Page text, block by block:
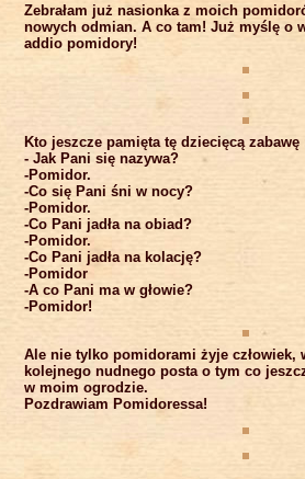
Zebrałam już nasionka z moich
nowych odmian. A co tam! Już myślę o
addio pomidory!
Kto jeszcze pamięta tę dziecięcą zabawę
- Jak Pani się nazywa?
-Pomidor.
-Co się Pani śni w nocy?
-Pomidor.
-Co Pani jadła na obiad?
-Pomidor.
-Co Pani jadła na kolację?
-Pomidor
-A co Pani ma w głowie?
-Pomidor!
Ale nie tylko pomidorami żyje człowiek,
kolejnego nudnego posta o tym co
w moim ogrodzie.
Pozdrawiam Pomidoressa!